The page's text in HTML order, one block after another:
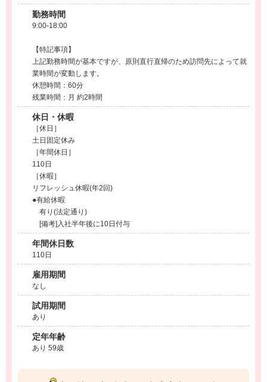
勤務時間
9:00-18:00
【特記事項】
上記勤務時間が基本ですが、原則直行直帰のため訪問先によって就
業時間が変動します。
休憩時間：60分
残業時間：月 約2時間
休日・休暇
［休日］
土日固定休み
［年間休日］
110日
［休暇］
リフレッシュ休暇(年2回)
●有給休暇
有り(法定通り)
[備考]入社半年後に10日付与
年間休日数
110日
雇用期間
なし
試用期間
あり
定年年齢
あり 59歳